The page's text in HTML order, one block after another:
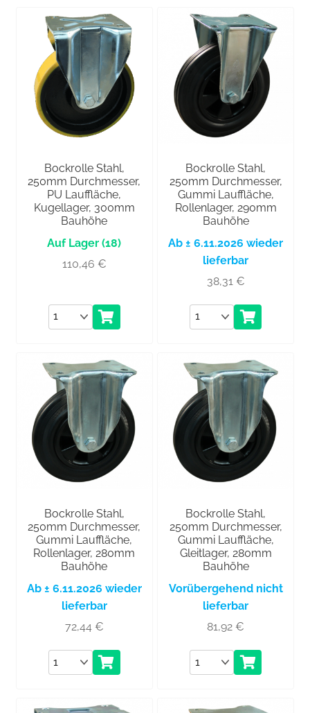
Bockrolle Stahl,
250mm Durchmesser,
PU Lauffläche,
Kugellager, 300mm
Bauhöhe
(18)
110,46 €
Anzahl
Bockrolle Stahl,
250mm Durchmesser,
Gummi Lauffläche,
Rollenlager, 290mm
Bauhöhe
Ab ± 6.11.2026 wieder
lieferbar
38,31 €
Anzahl
Bockrolle Stahl,
250mm Durchmesser,
Gummi Lauffläche,
Rollenlager, 280mm
Bauhöhe
Ab ± 6.11.2026 wieder
lieferbar
72,44 €
Anzahl
Bockrolle Stahl,
250mm Durchmesser,
Gummi Lauffläche,
Gleitlager, 280mm
Bauhöhe
Vorübergehend nicht
lieferbar
81,92€
Anzahl